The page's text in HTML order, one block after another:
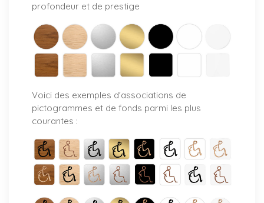
profondeur et de prestige
Voici des exemples d'associations de
pictogrammes et de fonds parmi les plus
courantes :